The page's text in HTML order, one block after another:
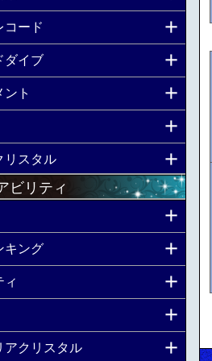
コード
ダイブ
ント
リスタル
ビリティ
キング
ィ
アクリスタル